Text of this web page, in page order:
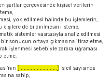
şartlar çerçevesinde kişisel verilerin
yok edilmesi halinde bu işlemlerin,
kişilere de bildirilmesini isteme,
sistemler vasıtasıyla analiz edilmesi
sonucun ortaya çıkmasına itiraz etme,
işlenmesi sebebiyle zarara uğraması
etme,
[..........................]
sicil sayısında
sahip,